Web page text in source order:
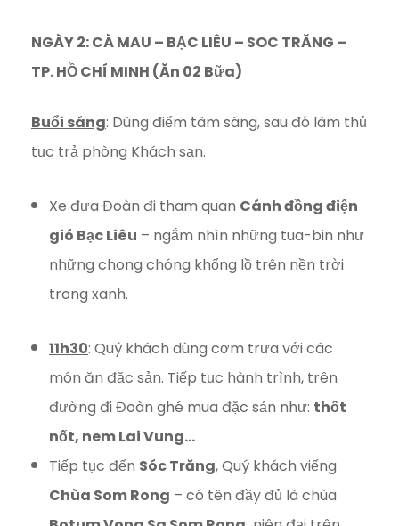
NGÀY 2: CÀ MAU – BẠC LIÊU – SOC TRĂNG –
TP. HỒ CHÍ MINH (Ăn 02 Bữa)
Buổi sáng: Dùng điểm tâm sáng, sau đó làm thủ
tục trả phòng Khách sạn.
Xe đưa Đoàn đi tham quan Cánh đồng điện
gió Bạc Liêu – ngắm nhìn những tua-bin như
những chong chóng khổng lồ trên nền trời
trong xanh.
11h30: Quý khách dùng cơm trưa với các
món ăn đặc sản. Tiếp tục hành trình, trên
đường đi Đoàn ghé mua đặc sản như: thốt
nốt, nem Lai Vung…
Tiếp tục đến Sóc Trăng, Quý khách viếng
Chùa Som Rong – có tên đầy đủ là chùa